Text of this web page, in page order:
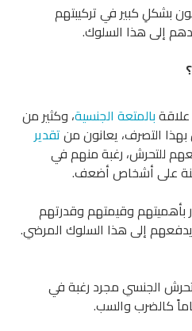
بشكلِ كبير في تركيبتهم
إلى هذا السلوك.
بالمتعة الجنسية، وكثير من
التصرف، يعانون منتقدير
للتحرش، رغبة منهم في
على أشخاص أضعف.
وقيمتهم وقدرتهم
إلى هذا السلوك المرضي.
الجنسي مجرد رغبة في
كالضرب والسب.